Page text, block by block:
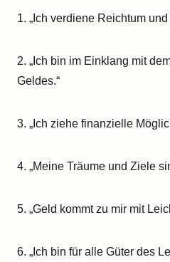
1. „Ich verdiene Reichtum
2. „Ich bin im Einklang mit
Geldes.“
3. „Ich ziehe finanzielle
4. „Meine Träume und Ziele
5. „Geld kommt zu mir mit
6. „Ich bin für alle Güter des